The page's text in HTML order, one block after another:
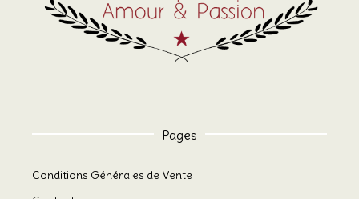
Pages
Conditions Générales de Vente